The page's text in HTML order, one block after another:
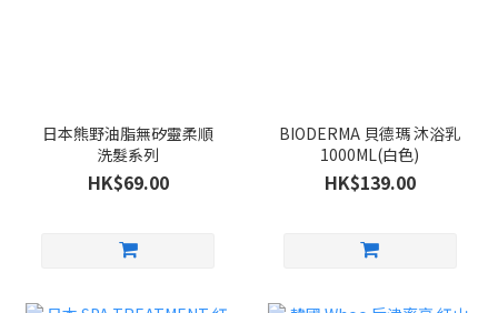
日本熊野油脂無矽靈柔順
洗髮系列
HK$69.00
BIODERMA 貝德瑪 沐浴乳
1000ML(白色)
HK$139.00